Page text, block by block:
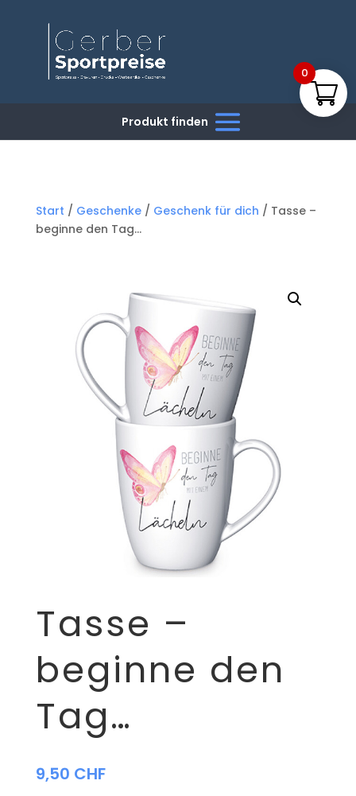
Start / Geschenke/ Geschenk für dich / Tasse –
beginne den Tag…
Tasse –
beginne den
Tag…
9,50 CHF
0